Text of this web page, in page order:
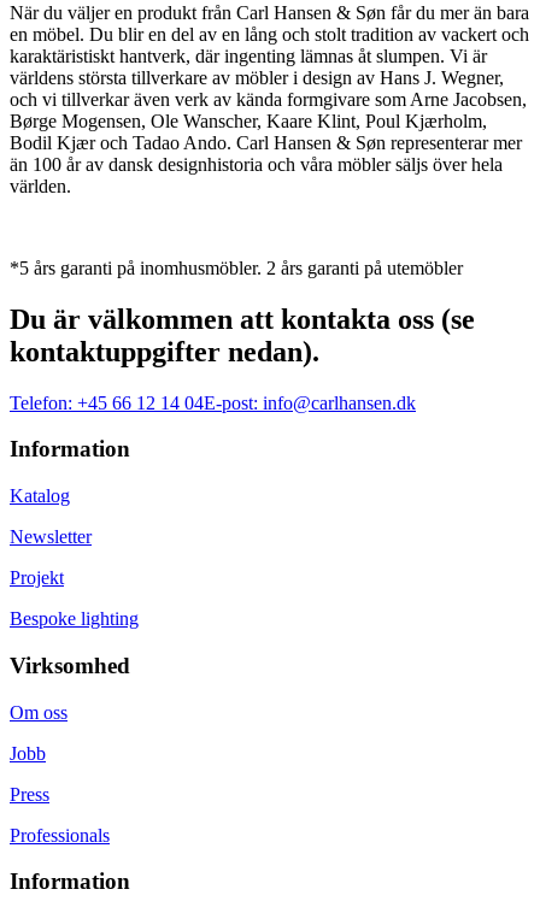
När du väljer en produkt från Carl Hansen & Søn får du mer än bara
en möbel. Du blir en del av en lång och stolt tradition av vackert och
karaktäristiskt hantverk, där ingenting lämnas åt slumpen. Vi är
världens största tillverkare av möbler i design av Hans J. Wegner,
och vi tillverkar även verk av kända formgivare som Arne Jacobsen,
Børge Mogensen, Ole Wanscher, Kaare Klint, Poul Kjærholm,
Bodil Kjær och Tadao Ando. Carl Hansen & Søn representerar mer
än 100 år av dansk designhistoria och våra möbler säljs över hela
världen.
*5 års garanti på inomhusmöbler. 2 års garanti på utemöbler
Du är välkommen att kontakta oss (se
kontaktuppgifter nedan).
Telefon: +45 66 12 14 04E-post: info@carlhansen.dk
Information
Katalog
Newsletter
Projekt
Bespoke lighting
Virksomhed
Om oss
Jobb
Press
Professionals
Information